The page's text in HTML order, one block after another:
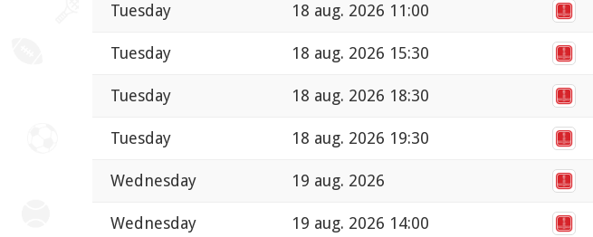
Tuesday 18 aug. 2026 11:00
Tuesday 18 aug. 2026 15:30
Tuesday 18 aug. 2026 18:30
Tuesday 18 aug. 2026 19:30
Wednesday 19 aug. 2026
Wednesday 19 aug. 2026 14:00